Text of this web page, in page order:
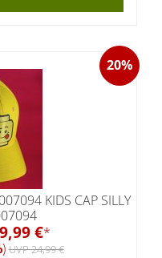
20%
KIDS CAP SILLY
€*
)UVP 24,99 €